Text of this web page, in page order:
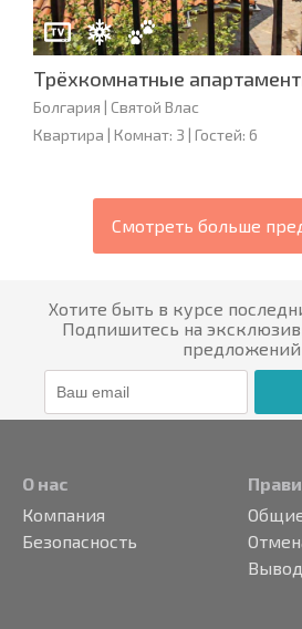
Трёхкомнатные
Болгария | Святой Влас
Квартира | Комнат: 3 | Гостей: 6
Смотреть больше
Хотите быть в курсе
Подпишитесь на
предложений
О нас
Компания
Безопасность